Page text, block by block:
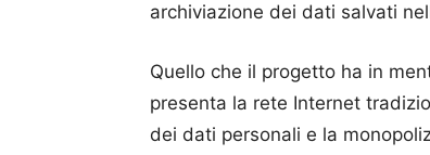
archiviazione dei dati salvati
Quello che il progetto ha in
presenta la rete Internet
dei dati personali e la